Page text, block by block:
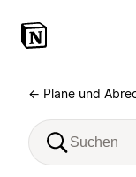
← Pläne und